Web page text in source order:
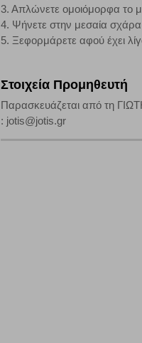
3. Απλώνετε ομοιόμορφα το
4. Ψήνετε στην μεσαία
5. Ξεφορμάρετε αφού έχει
Στοιχεία Προμηθευτή
Παρασκευάζεται από τη
: jotis@jotis.gr